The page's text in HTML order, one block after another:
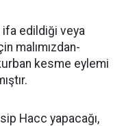
ifa edildiği veya
malımızdan-
kesme eylemi
Hacc yapacağı,